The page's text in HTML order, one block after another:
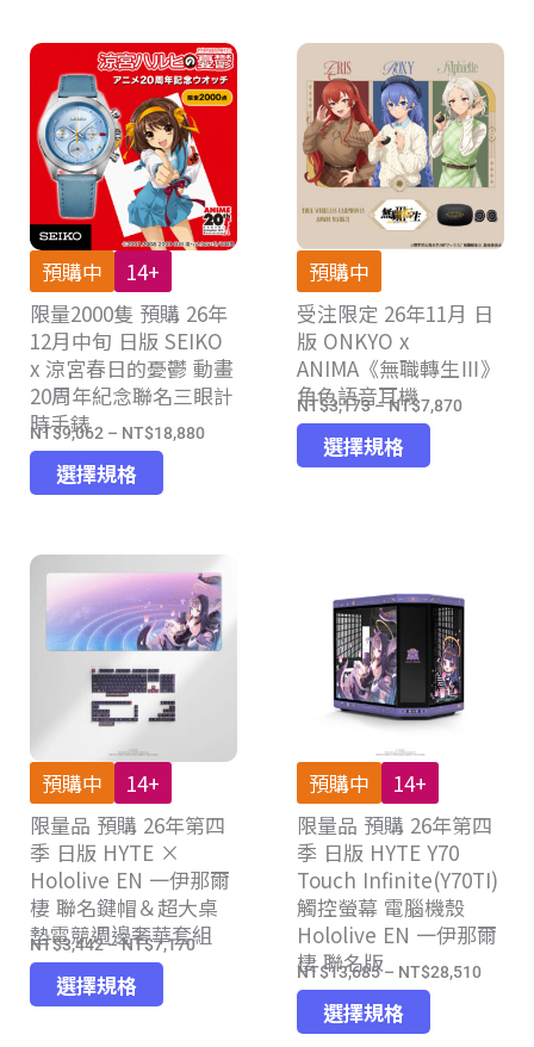
到
NT$7,140
多
種
款
式。
可
在
產
品
面
選
擇
選
項
NT$6,317
到
NT$6,580
有
多
種
款
式。
可
在
產
頁
選
擇
選
項
預購中
14+
限量2000隻 預購 26年
12月中旬 日版 SEIKO
x 涼宮春日的憂鬱 動畫
20周年紀念聯名三眼計
時手錶
NT$9,062 – NT$18,880價
NT$9,062
到
NT$18,880
選擇規格
產
有
多
種
款
式。
可
產
頁
面
選
擇
選
項
預購中
受注限定 26年11月 日
版 ONKYO x
ANIMA《無職轉生Ⅲ》
角色語音耳機
NT$3,173 –NT$7,870價
NT$7,870
選擇規格
產
款
式。
可
在
品
面
選
擇
選
項
預購中
14+
限量品 預購 26年第四
季 日版 HYTE ×
Hololive EN 一伊那爾
棲 聯名鍵帽＆超大桌
墊電競週邊奢華套組
NT$3,442–NT$7,170價
選擇規格
產
預購中
14+
限量品 預購 26年第四
季 日版 HYTE Y70
Touch Infinite(Y70TI)
觸控螢幕 電腦機殼
Hololive EN 一伊那爾
棲 聯名版
NT$13,685 – NT$28,510價
選擇規格
產